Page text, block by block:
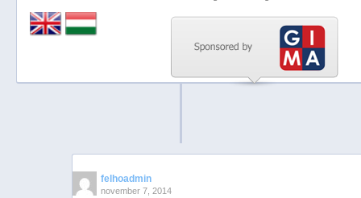
felhoadmin
november 7, 2014